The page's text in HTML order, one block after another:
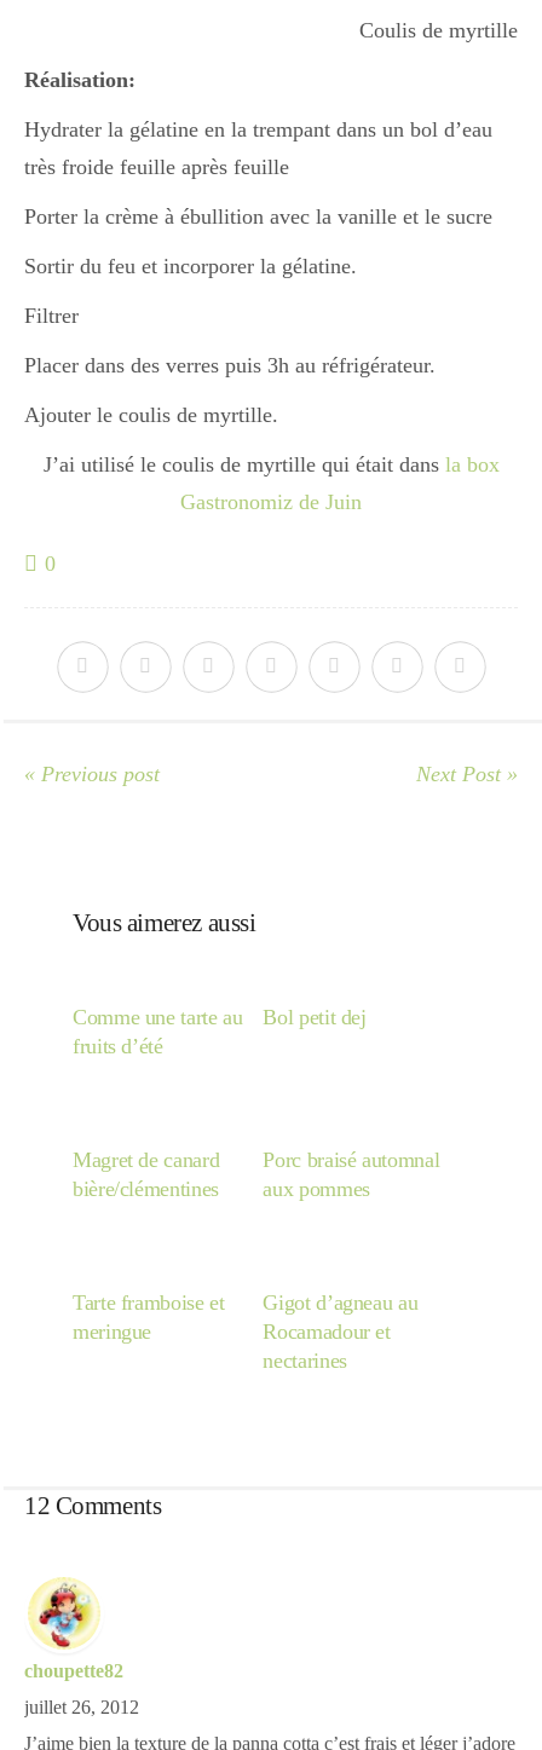
Recettes Végétariennes
Divers
cupcake
Coulis de myrtille
Réalisation:
Hydrater la gélatine en la trempant dans un bol d’eau
très froide feuille après feuille
Porter la crème à ébullition avec la vanille et le sucre
Sortir du feu et incorporer la gélatine.
Filtrer
Placer dans des verres puis 3h au réfrigérateur.
Ajouter le coulis de myrtille.
J’ai utilisé le coulis de myrtille qui était dans la box
Gastronomiz de Juin
0
« Previous post Next Post »
Vous aimerez aussi
Comme une tarte au
fruits d’été
Bol petit dej
Magret de canard
bière/clémentines
Porc braisé automnal
aux pommes
Tarte framboise et
meringue
Gigot d’agneau au
Rocamadour et
nectarines
12 Comments
choupette82
juillet 26, 2012
J’aime bien la texture de la panna cotta c’est frais et léger j’adore